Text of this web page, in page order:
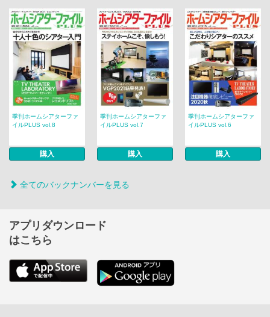
季刊ホームシアターファ
イルPLUS vol.8
購入
季刊ホームシアターファ
イルPLUS vol.7
購入
季刊ホームシアターファ
イルPLUS vol.6
購入
全てのバックナンバーを見る
アプリダウンロード
はこちら